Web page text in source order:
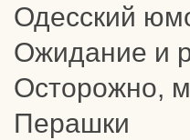
Одесский
Ожидание и
Осторожно,
Перашки